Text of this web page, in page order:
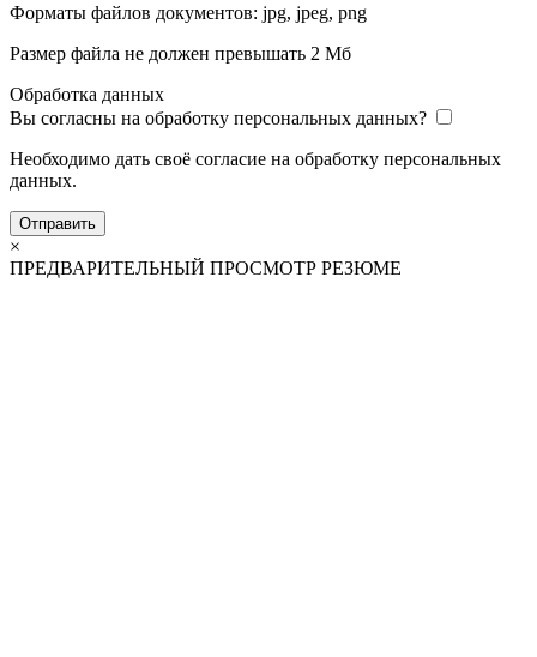
Форматы файлов документов: jpg, jpeg, png
Размер файла не должен превышать 2 Мб
Обработка данных
Вы согласны на обработку персональных данных?
Необходимо дать своё согласие на обработку персональных
данных.
Отправить
×
ПРЕДВАРИТЕЛЬНЫЙ ПРОСМОТР РЕЗЮМЕ